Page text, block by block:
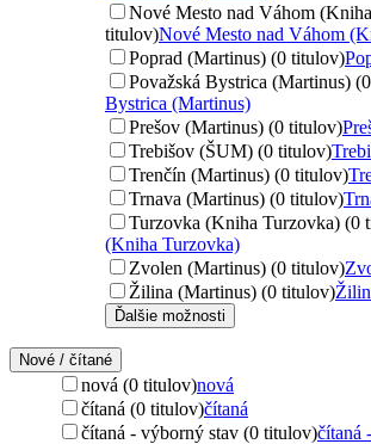
Nové Mesto nad Váhom
titulov)Nové Mesto nad Váhom
Poprad (Martinus) (0 titulov)
Považská Bystrica (Martinus)
Bystrica (Martinus)
Prešov (Martinus) (0 titulov)
Trebišov (ŠUM) (0 titulov)
Trenčín (Martinus) (0 titulov)
Trnava (Martinus) (0 titulov)
Turzovka (Kniha Turzovka) (0
(Kniha Turzovka)
Zvolen (Martinus) (0 titulov)
Žilina (Martinus) (0 titulov)
Ďalšie možnosti
Nové / čítané
nová (0 titulov)nová
čítaná (0 titulov)čítaná
čítaná - výborný stav (0 titulov)čítaná